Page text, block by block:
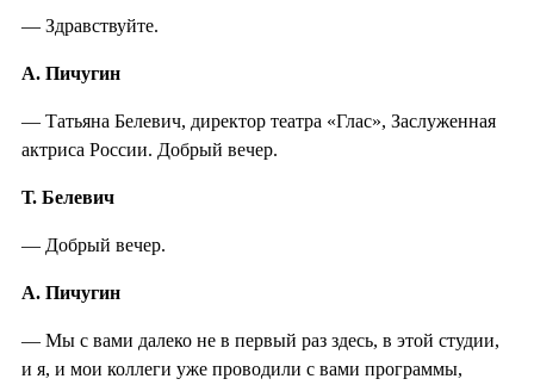
— Здравствуйте.
А. Пичугин
— Татьяна Белевич, директор театра «Глас», Заслуженная
актриса России. Добрый вечер.
Т. Белевич
— Добрый вечер.
А. Пичугин
— Мы с вами далеко не в первый раз здесь, в этой студии,
и я, и мои коллеги уже проводили с вами программы,